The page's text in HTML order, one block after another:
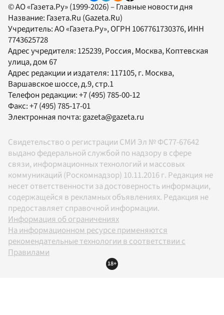
© АО «Газета.Ру» (1999-2026) – Главные новости дня
Название: Газета.Ru (Gazeta.Ru)
Учредитель:АО «Газета.Ру», ОГРН 1067761730376, ИНН
7743625728
Адрес учредителя: 125239, Россия, Москва, Коптевская
улица, дом 67
Адрес редакции и издателя: 117105, г. Москва,
Варшавское шоссе, д.9, стр.1
Телефон редакции:+7 (495) 785-00-12
Факс:+7 (495) 785-17-01
Электронная почта: gazeta@gazeta.ru
Свидетельство о регистрации СМИ Эл № ФС77-67642
выдано федеральной службой по надзору в сфере
связи, информационных технологий и массовых
коммуникаций (Роскомнадзор) 10.11.2016 г. Редакция не
несет ответственности за достоверность информации,
содержащейся в рекламных объявлениях. Редакция не
предоставляет справочной информации.
Информация об ограничениях
На информационном ресурсе применяются
рекомендательные технологии в соответствии с
Правилами
18+